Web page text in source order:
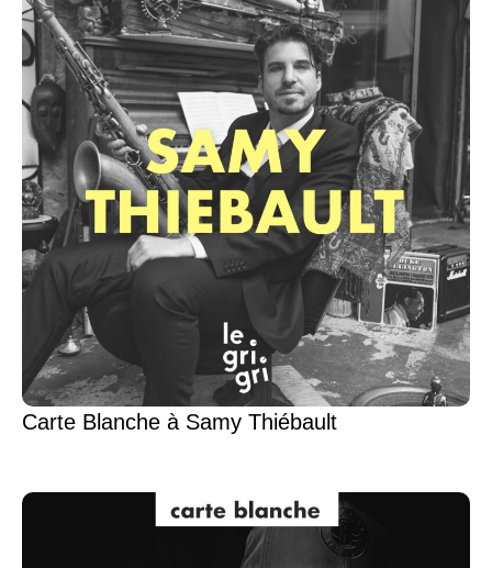
Carte Blanche à Samy Thiébault